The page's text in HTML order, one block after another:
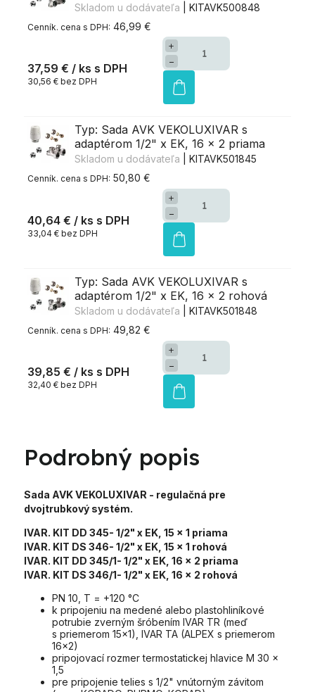
Skladom u dodávateľa
| KITAVK500848
46,99 €
37,59 € / ks
30,56 € bez DPH
+
−
Typ: Sada AVK VEKOLUXIVAR s
adaptérom 1/2" x EK, 16 x 2 priama
Skladom u dodávateľa
| KITAVK501845
50,80 €
40,64 € / ks
33,04 € bez DPH
+
−
Typ: Sada AVK VEKOLUXIVAR s
adaptérom 1/2" x EK, 16 x 2 rohová
Skladom u dodávateľa
| KITAVK501848
49,82 €
39,85 € / ks
32,40 € bez DPH
+
−
Podrobný popis
Sada AVK VEKOLUXIVAR - regulačná pre
dvojtrubkový systém.
IVAR. KIT DD 345- 1/2" x EK, 15 x 1 priama
IVAR. KIT DS 346- 1/2" x EK, 15 x 1 rohová
IVAR. KIT DD 345/1- 1/2" x EK, 16 x 2 priama
IVAR. KIT DS 346/1- 1/2" x EK, 16 x 2 rohová
PN 10, T = +120 °C
k pripojeniu na medené alebo plastohliníkové
potrubie zverným šróbením IVAR TR (meď
s priemerom 15x1), IVAR TA (ALPEX s priemerom
16x2)
pripojovací rozmer termostatickej hlavice M 30 x
1,5
pre pripojenie telies s 1/2" vnútorným závitom